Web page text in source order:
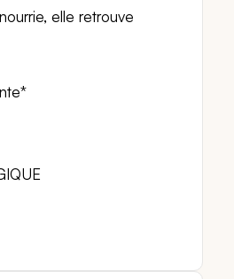
elle retrouve